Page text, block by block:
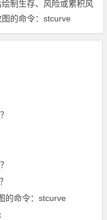
制生存、风险或累积风
图的命令：stcurve
的命令：stcurve